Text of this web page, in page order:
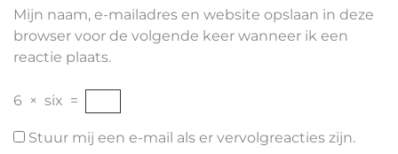
Mijn naam, e-mailadres en website opslaan in deze
browser voor de volgende keer wanneer ik een
reactie plaats.
6 × six =
Stuur mij een e-mail als er vervolgreacties zijn.